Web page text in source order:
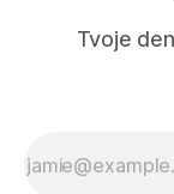
Tvoje